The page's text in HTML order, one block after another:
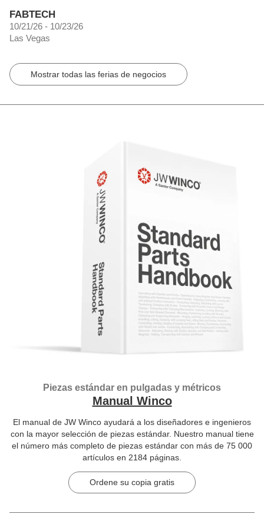
FABTECH
10/21/26 - 10/23/26
Las Vegas
Mostrar todas las ferias de negocios
Piezas estándar en pulgadas y métricos
Manual Winco
El manual de JW Winco ayudará a los diseñadores e ingenieros
con la mayor selección de piezas estándar. Nuestro manual tiene
el número más completo de piezas estándar con más de 75 000
artículos en 2184 páginas.
Ordene su copia gratis